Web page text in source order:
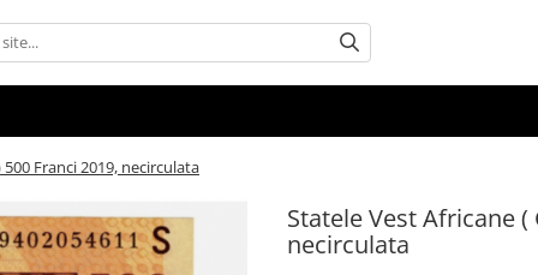
Franci 2019, necirculata
Statele Vest Africane (
necirculata